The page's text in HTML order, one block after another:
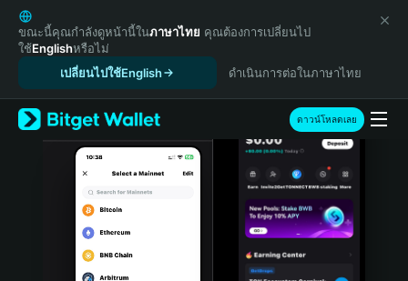
English
日本語
Tiếng Việt
Español (Latinoamérica)
Türkçe
Italiano
Português (Portugal)
Bahasa Indonesia
ขณะนี้คุณกำลังดูหน้านี้ในภาษาไทย คุณต้องการเปลี่ยนไป
ใช้Englishหรือไม่
เปลี่ยนไปใช้English
ดำเนินการต่อในภาษาไทย
ดาวน์โหลดเลย